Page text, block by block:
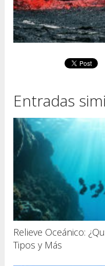
Entradas
Relieve Oceánico:
Tipos y Más